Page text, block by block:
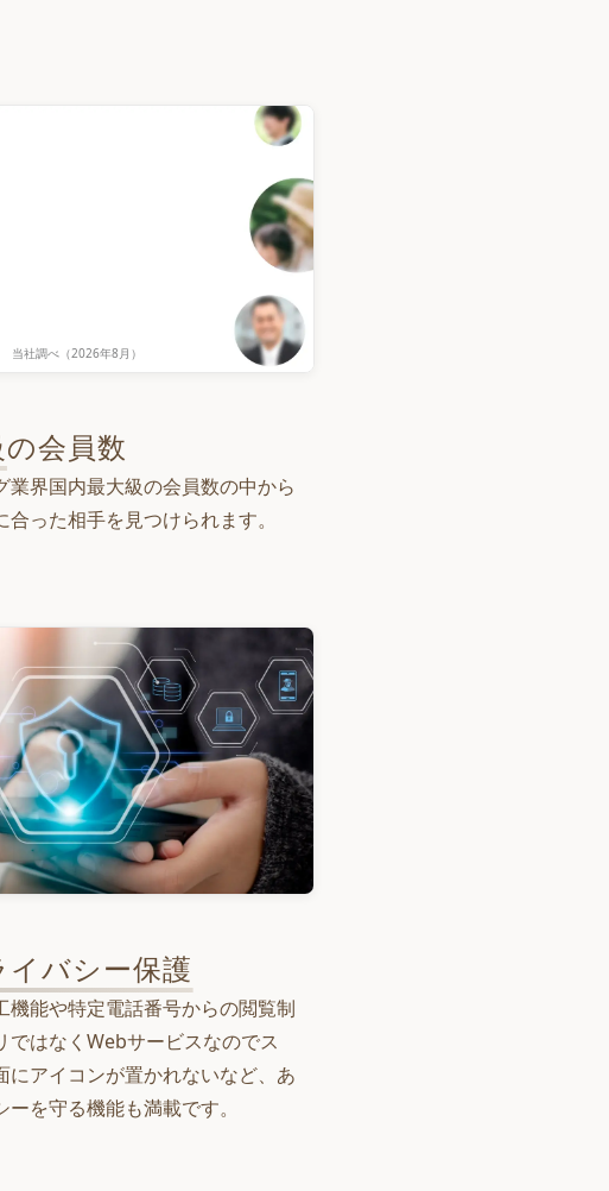
人
数
組
当社調べ（2026年8月 ）
の会員数
業界国内最大級の会員数の中から
った相手を見つけられます。
イバシー保護
機能や特定電話番号からの閲覧制
ではなくWebサービスなのでス
にアイコンが置かれないなど、あ
を守る機能も満載です。